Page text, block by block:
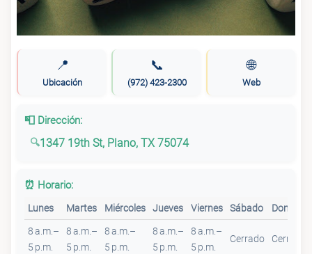
📍
Ubicación
📞
(972) 423-2300
🌐
Web
📮 Dirección:
1347 19th St, Plano, TX 75074
⏰ Horario:
Lunes Martes Miércoles Jueves Viernes Sábado Domingo
8 a.m.–
5 p.m.
8 a.m.–
5 p.m.
8 a.m.–
5 p.m.
8 a.m.–
5 p.m.
8 a.m.–
5 p.m.
Cerrado Cerrado